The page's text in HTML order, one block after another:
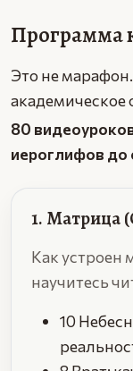
Программа
Это не
академическое
80
иероглифов до
1. Матрица
Как устроен
научитесь
10